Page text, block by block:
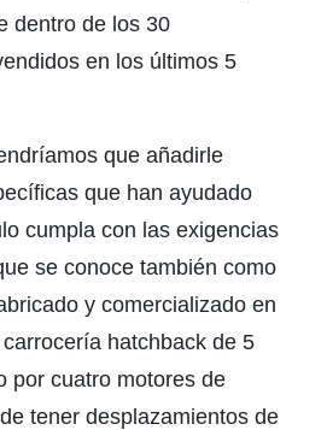
dentro de los 30
en los últimos 5
que añadirle
que han ayudado
cumpla con las exigencias
se conoce también como
y comercializado en
hatchback de 5
por cuatro motores de
tener desplazamientos de